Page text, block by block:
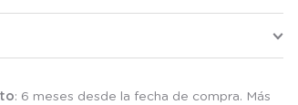
: 6 meses desde la fecha de compra. Más